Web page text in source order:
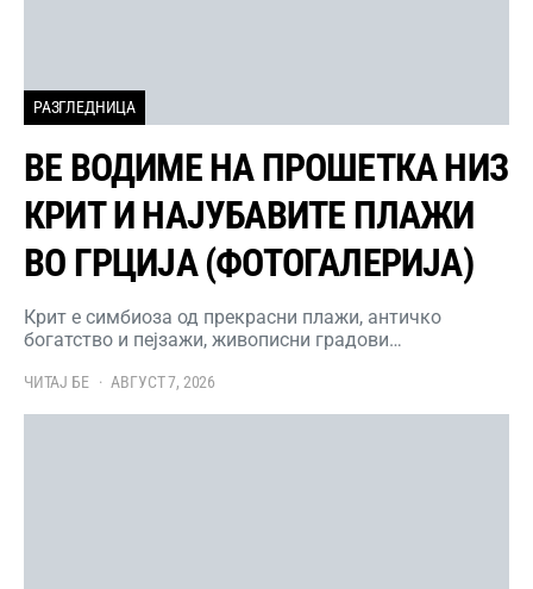
РАЗГЛЕДНИЦА
ВЕ ВОДИМЕ НА ПРОШЕТКА НИЗ
КРИТ И НАЈУБАВИТЕ ПЛАЖИ
ВО ГРЦИЈА (ФОТОГАЛЕРИЈА)
Крит е симбиоза од прекрасни плажи, античко
богатство и пејзажи, живописни градови…
ЧИТАЈ БЕ АВГУСТ 7, 2026